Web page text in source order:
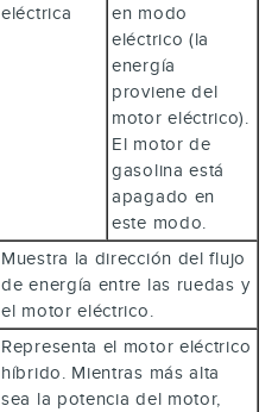
eléctrica
en modo
eléctrico (la
energía
proviene del
motor eléctrico).
El motor de
gasolina está
apagado en
este modo.
Muestra la dirección del flujo
de energía entre las ruedas y
el motor eléctrico.
Representa el motor eléctrico
híbrido. Mientras más alta
sea la potencia del motor,